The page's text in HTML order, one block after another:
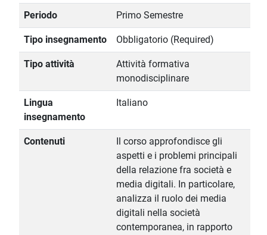
Periodo Primo Semestre
Tipo insegnamento Obbligatorio (Required)
Tipo attività
Attività formativa
monodisciplinare
Lingua
insegnamento
Italiano
Contenuti
Il corso approfondisce gli
aspetti e i problemi principali
della relazione fra società e
media digitali. In particolare,
analizza il ruolo dei media
digitali nella società
contemporanea, in rapporto